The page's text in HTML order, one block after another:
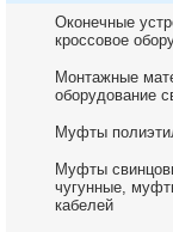
Оконечные
кроссовое
Монтажные
оборудование
Муфты
Муфты
чугунные,
кабелей